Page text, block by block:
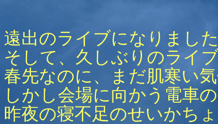
遠出のライブになりまし
そして、久しぶりのライ
春先なのに、まだ肌寒い
しかし会場に向かう電車
昨夜の寝不足のせいかち